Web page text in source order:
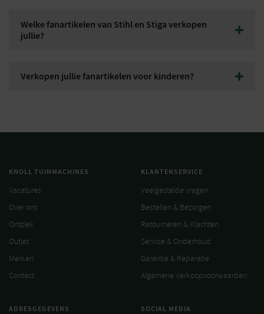
Welke fanartikelen van Stihl en Stiga verkopen
jullie?
zoals T-shirts en petten, tot sleutelhangers, badslippers en zelfs
Verkopen jullie fanartikelen voor kinderen?
buitenspelen met hun eigen tuinmachinerij.
KNOLL TUINMACHINES
Vacatures
Over ons
Ontdek
Outlet
Merken
Contact
KLANTENSERVICE
Veelgestelde vragen
Bestellen & Bezorgen
Retourneren & Klachten
Service & Onderhoud
Garantie & Reparatie
Algemene Verkoopvoorwaarden
ADRESGEGEVENS SOCIAL MEDIA